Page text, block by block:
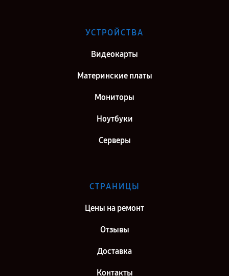
Воронеж
Ремонт материнской платы Gigabyte B660M DS3H DDR4 в г.
Ремонт материнской платы Gigabyte B660M DS3H DDR4 в г.
Петербург
УСТРОЙСТВА
Видеокарты
Материнские платы
Мониторы
Ноутбуки
Серверы
СТРАНИЦЫ
Цены на ремонт
Отзывы
Доставка
Контакты